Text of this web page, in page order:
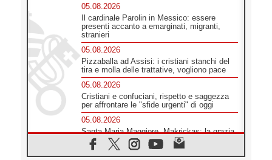
05.08.2026
Il cardinale Parolin in Messico: essere
presenti accanto a emarginati, migranti,
stranieri
05.08.2026
Pizzaballa ad Assisi: i cristiani stanchi del
tira e molla delle trattative, vogliono pace
05.08.2026
Cristiani e confuciani, rispetto e saggezza
per affrontare le "sfide urgenti" di oggi
05.08.2026
Santa Maria Maggiore, Makrickas: la grazia
di Dio scende ancora sul mondo
05.08.2026